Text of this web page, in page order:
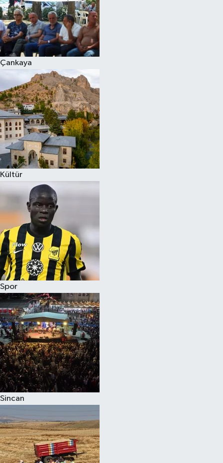
Çankaya
Kültür
Spor
Sincan